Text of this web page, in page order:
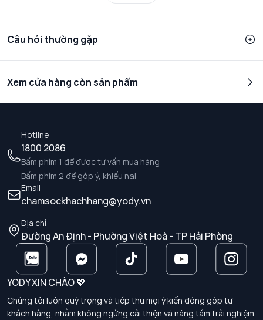
Câu hỏi thường gặp
Xem cửa hàng còn sản phẩm
Hotline
1800 2086
Bấm phím 1 để được tư vấn mua hàng
Bấm phím 2 để góp ý, khiếu nại
Email
chamsockhachhang@yody.vn
Địa chỉ
Đường An Định - Phường Việt Hoà - TP Hải Phòng
YODY XIN CHÀO 💖
Chúng tôi luôn quý trọng và tiếp thu mọi ý kiến đóng góp từ
khách hàng, nhằm không ngừng cải thiện và nâng tầm trải nghiệm